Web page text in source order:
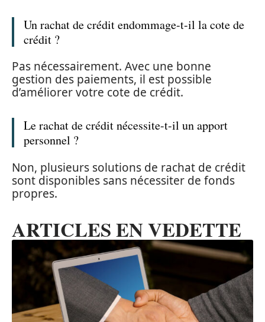
Un rachat de crédit endommage-t-il la cote de
crédit ?
Pas nécessairement. Avec une bonne
gestion des paiements, il est possible
d’améliorer votre cote de crédit.
Le rachat de crédit nécessite-t-il un apport
personnel ?
Non, plusieurs solutions de rachat de crédit
sont disponibles sans nécessiter de fonds
propres.
ARTICLES EN VEDETTE